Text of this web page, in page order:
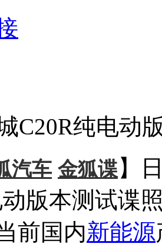
C20R纯电
汽车 金狐谍 】
版本测试谍
前国内新能源